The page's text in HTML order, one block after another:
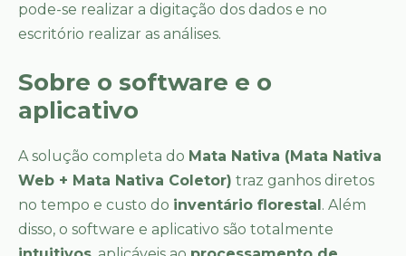
pode-se realizar a digitação dos dados e no
escritório realizar as análises.
Sobre o software e o
aplicativo
A solução completa do Mata Nativa (Mata Nativa
Web + Mata Nativa Coletor) traz ganhos diretos
no tempo e custo do inventário florestal. Além
disso, o software e aplicativo são totalmente